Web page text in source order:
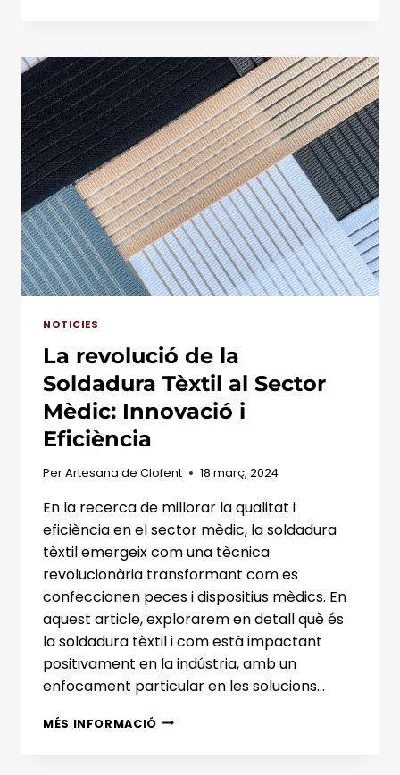
LES
COMPOSICIONS
DE
TEIXIT
I
LA
FABRICACIÓ
DE
TEIXITS
TÈCNICS
D’ARTESANA
DE
CLOFENT
NOTICIES
La revolució de la
Soldadura Tèxtil al Sector
Mèdic: Innovació i
Eficiència
PerArtesana de Clofent 18 març, 2024
En la recerca de millorar la qualitat i
eficiència en el sector mèdic, la soldadura
tèxtil emergeix com una tècnica
revolucionària transformant com es
confeccionen peces i dispositius mèdics. En
aquest article, explorarem en detall què és
la soldadura tèxtil i com està impactant
positivament en la indústria, amb un
enfocament particular en les solucions…
MÉS INFORMACIÓLA